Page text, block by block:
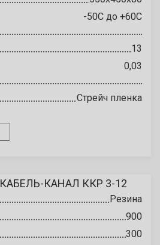
-50С до +60С
13
0,03
Стрейч пленка
КАБЕЛЬ-КАНАЛ ККР 3-12
Резина
900
300